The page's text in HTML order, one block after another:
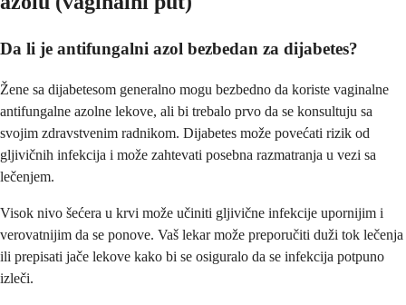
Da li je antifungalni azol bezbedan za dijabetes?
Žene sa dijabetesom generalno mogu bezbedno da koriste vaginalne
antifungalne azolne lekove, ali bi trebalo prvo da se konsultuju sa
svojim zdravstvenim radnikom. Dijabetes može povećati rizik od
gljivičnih infekcija i može zahtevati posebna razmatranja u vezi sa
lečenjem.
Visok nivo šećera u krvi može učiniti gljivične infekcije upornijim i
verovatnijim da se ponove. Vaš lekar može preporučiti duži tok lečenja
ili prepisati jače lekove kako bi se osiguralo da se infekcija potpuno
izleči.